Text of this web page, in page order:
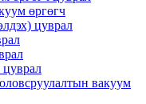
өргөгч
цуврал
цуврал
вакуум